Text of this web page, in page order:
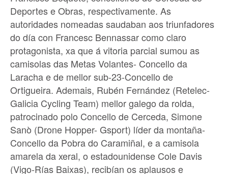
Deportes e Obras, respectivamente. As
autoridades nomeadas saudaban aos triunfadores
do día con Francesc Bennassar como claro
protagonista, xa que á vitoria parcial sumou as
camisolas das Metas Volantes- Concello da
Laracha e de mellor sub-23-Concello de
Ortigueira. Ademais, Rubén Fernández (Retelec-
Galicia Cycling Team) mellor galego da rolda,
patrocinado polo Concello de Cerceda, Simone
Sanò (Drone Hopper- Gsport) líder da montaña-
Concello da Pobra do Caramiñal, e a camisola
amarela da xeral, o estadounidense Cole Davis
(Vigo-Rías Baixas), recibían os aplausos e